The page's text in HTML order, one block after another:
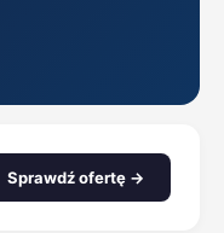
Sprawdź ofertę →